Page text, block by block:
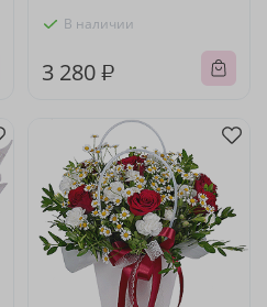
В наличии
3 280 ₽